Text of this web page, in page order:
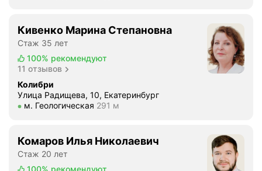
Кивенко Марина Степановна
Стаж 35 лет
100% рекомендуют
11 отзывов
Колибри
Улица Радищева, 10, Екатеринбург
Метро м. Геологическая Расстояние 291 м
м. Геологическая 291 м
Комаров Илья Николаевич
Стаж 20 лет
100% рекомендуют